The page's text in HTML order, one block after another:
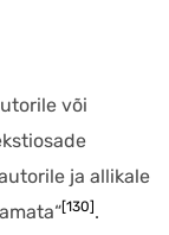
või
ja allikale
[130] .